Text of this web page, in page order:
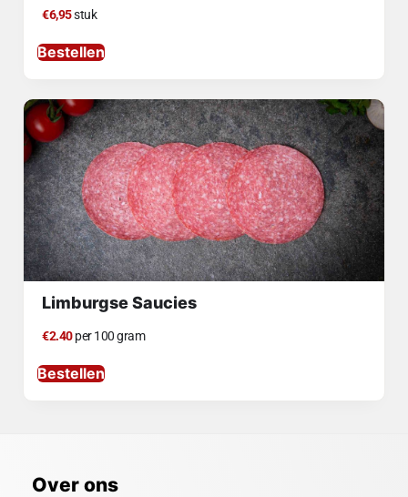
€6,95stuk
Bestellen
Limburgse Saucies
€2.40per 100 gram
Bestellen
Over ons